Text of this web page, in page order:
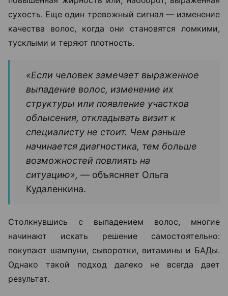
сухость. Еще один тревожный сигнал — изменение
качества волос, когда они становятся ломкими,
тусклыми и теряют плотность.
«Если человек замечает выраженное
выпадение волос, изменение их
структуры или появление участков
облысения, откладывать визит к
специалисту не стоит. Чем раньше
начинается диагностика, тем больше
возможностей повлиять на
ситуацию», — объясняет Ольга
Кудаленкина.
Столкнувшись с выпадением волос, многие
начинают искать решение самостоятельно:
покупают шампуни, сыворотки, витамины и БАДы.
Однако такой подход далеко не всегда дает
результат.